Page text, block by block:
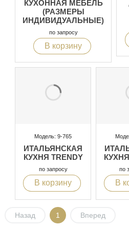
КУХОННАЯ МЕБЕЛЬ
(РАЗМЕРЫ
ИНДИВИДУАЛЬНЫЕ)
по запросу
В корзину
Модель: 9-765
ИТАЛЬЯНСКАЯ
КУХНЯ TRENDY
по запросу
В корзину
по
В
Назад 1 Вперед